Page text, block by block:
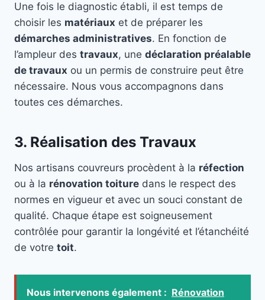
Une fois le diagnostic établi, il est temps de
choisir les matériaux et de préparer les
démarches administratives. En fonction de
l’ampleur des travaux, une déclaration préalable
de travaux ou un permis de construire peut être
nécessaire. Nous vous accompagnons dans
toutes ces démarches.
3. Réalisation des Travaux
Nos artisans couvreurs procèdent à la réfection
ou à la rénovation toiture dans le respect des
normes en vigueur et avec un souci constant de
qualité. Chaque étape est soigneusement
contrôlée pour garantir la longévité et l’étanchéité
de votre toit.
Nous intervenons également : Rénovation